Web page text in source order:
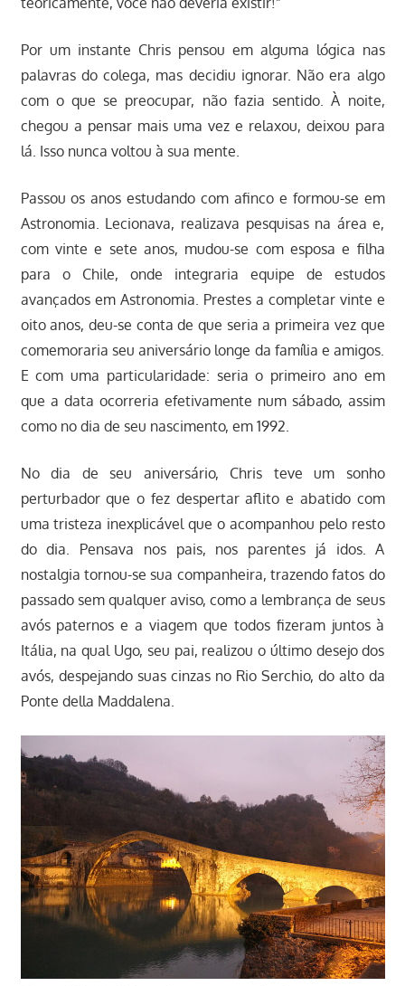
Por um instante Chris pensou em alguma lógica nas
palavras do colega, mas decidiu ignorar. Não era algo
com o que se preocupar, não fazia sentido. À noite,
chegou a pensar mais uma vez e relaxou, deixou para
lá. Isso nunca voltou à sua mente.
Passou os anos estudando com afinco e formou-se em
Astronomia. Lecionava, realizava pesquisas na área e,
com vinte e sete anos, mudou-se com esposa e filha
para o Chile, onde integraria equipe de estudos
avançados em Astronomia. Prestes a completar vinte e
oito anos, deu-se conta de que seria a primeira vez que
comemoraria seu aniversário longe da família e amigos.
E com uma particularidade: seria o primeiro ano em
que a data ocorreria efetivamente num sábado, assim
como no dia de seu nascimento, em 1992.
No dia de seu aniversário, Chris teve um sonho
perturbador que o fez despertar aflito e abatido com
uma tristeza inexplicável que o acompanhou pelo resto
do dia. Pensava nos pais, nos parentes já idos. A
nostalgia tornou-se sua companheira, trazendo fatos do
passado sem qualquer aviso, como a lembrança de seus
avós paternos e a viagem que todos fizeram juntos à
Itália, na qual Ugo, seu pai, realizou o último desejo dos
avós, despejando suas cinzas no Rio Serchio, do alto da
Ponte della Maddalena.